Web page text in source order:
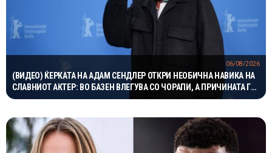
(ВИДЕО) ЌЕРКАТА НА АДАМ СЕНДЛЕР ОТКРИ НЕОБИЧНА НАВИКА НА
СЛАВНИОТ АКТЕР: ВО БАЗЕН ВЛЕГУВА СО ЧОРАПИ, А ПРИЧИНАТА ГИ
НАСМЕА СИТЕ
06/08/2026